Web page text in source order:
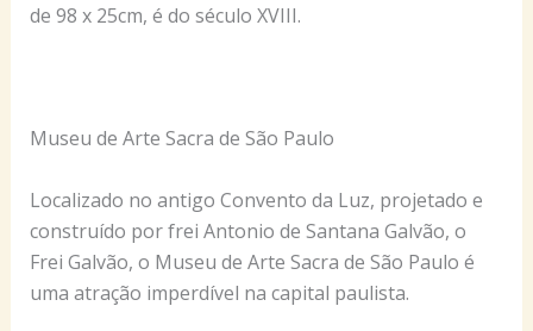
de 98 x 25cm, é do século XVIII.
Museu de Arte Sacra de São Paulo
Localizado no antigo Convento da Luz, projetado e
construído por frei Antonio de Santana Galvão, o
Frei Galvão, o Museu de Arte Sacra de São Paulo é
uma atração imperdível na capital paulista.